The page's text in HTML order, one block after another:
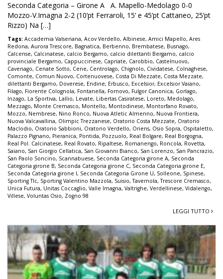
Seconda Categoria – Girone A A. Mapello-Medolago 0-0
Mozzo-V.Imagna 2-2 (10’pt Ferraroli, 15’ e 45’pt Cattaneo, 25’pt
Rizzo) Na […]
Tags: Accademia Valseriana, Acov Verdello, Albinese, Amici Mapello, Ares
Redona, Aurora Trescore, Bagnatica, Berbenno, Brembatese, Busnago,
Calcense, Calcinatese, calcio Bergamo, calcio dilettanti Bergamo, calcio
provinciale Bergamo, Cappuccinese, Capriate, Carobbio, Castelnuovo,
Cavenago, Cenate Sotto, Cene, Centrolago, Chignolo, Cividatese, Colnaghese,
Comonte, Comun Nuovo, Cortenuovese, Costa Di Mezzate, Costa Mezzate,
dilettanti Bergamo, Doverese, Endine, Erbusco, Excelsior, Excelsior Vaiano,
Filago, Fiorente Colognola, Fontanella, Fornovo, Fulgor Canonica, Gorlago,
Inzago, La Sportiva, Lallio, Levate, Libertas Casiratese, Loreto, Medolago,
Mezzago, Monte Cremasco, Montello, Montodinese, Montorfano Rovato,
Mozzo, Nembrese, Nino Ronco, Nuova Atletic Almenno, Nuova Frontiera,
Nuova Valcavallina, Olimpic Trezzanese, Oratorio Costa Mezzate, Oratorio
Maclodio, Oratorio Sabbioni, Oratorio Verdello, Oriens, Osio Sopra, Ospitaletto,
Palazzo Pignano, Pieranica, Pontida, Pozzuolo, Real Bolgare, Real Borgogna,
Real Pol. Calcinatese, Real Rovato, Ripaltese, Romanengo, Roncola, Rovetta,
Saiano, San Giorgio Cellatica, San Giovanni Bianco, San Lorenzo, San Pancrazio,
San Paolo Soncino, Scannabuese, Seconda Categoria girone A, Seconda
Categoria girone B, Seconda Categoria girone C, Seconda Categoria girone E,
Seconda Categoria girone I, Seconda Categoria Girone U, Solleone, Spinese,
Sporting Tlc, Sporting Valentino Mazzola, Suisio,Tavernola,Trescore Cremasco,
Unica Futura, Unitas Coccaglio, Valle Imagna, Valtrighe, Verdellinese, Vidalengo,
Villese, Voluntas Osio, Zogno 98
LEGGI TUTTO